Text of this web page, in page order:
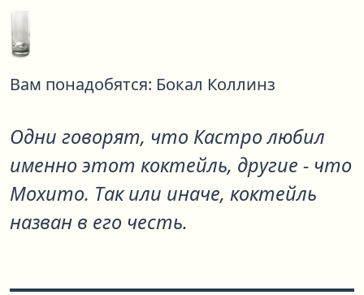
Вам понадобятся: Бокал Коллинз
Одни говорят, что Кастро любил
именно этот коктейль, другие - что
Мохито. Так или иначе, коктейль
назван в его честь.